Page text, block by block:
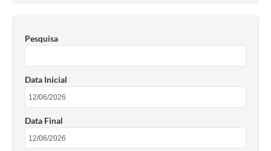
Audiências Públicas
Editais
Notícias
Carta de Serviços
Pesquisa
Data Inicial
Data Final